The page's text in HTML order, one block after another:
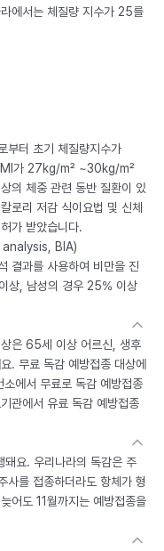
에서는 체질량 지수가 25를
부터 초기 체질량지수가
가 27kg/m² ~30kg/m²
의 체중 관련 동반 질환이 있
로리 저감 식이요법 및 신체
가 받았습니다.
BIA)
결과를 사용하여 비만을 진
상, 남성의 경우 25% 이상
은 65세 이상 어르신, 생후
. 무료 독감 예방접종 대상에
에서 무료로 독감 예방접종
관에서 유료 독감 예방접종
돼요. 우리나라의 독감은 주
사를 접종하더라도 항체가 형
어도 11월까지는 예방접종을